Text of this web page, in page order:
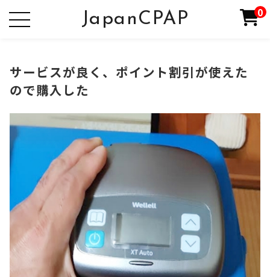
JapanCPAP 0
サービスが良く、ポイント割引が使えた
ので購入した